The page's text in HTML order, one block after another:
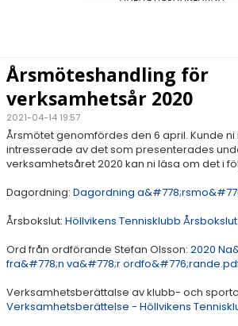
TERMINSTRÄNING HT & VT
TRÄNING SOMMAR
AKTIVITETER & LÄGER
SERIESPEL & TÄVLINGAR
RACKET-STRÄNGNING
PADEL
Årsmöteshandling för
verksamhetsår 2020
2021-04-14 19:57
Årsmötet genomfördes den 6 april. Kunde
intresserade av det som presenterades
verksamhetsåret 2020 kan ni läsa om det i
Dagordning: Dagordning
Årsbokslut: Höllvikens Tennisklubb
Ord från ordförande Stefan Olsson: 2020
fra&#778;n va&#778;r
Verksamhetsberättalse av klubb- och
Verksamhetsberättelse - Höllvikens